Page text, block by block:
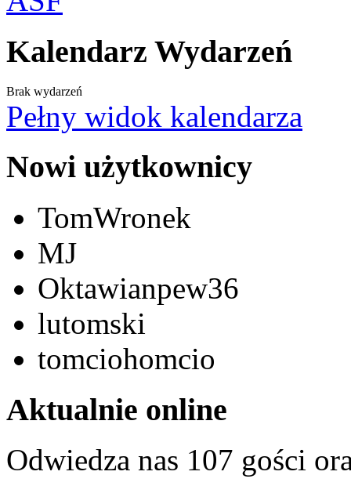
Kalendarz Wydarzeń
Brak wydarzeń
Pełny widok kalendarza
Nowi użytkownicy
TomWronek
MJ
Oktawianpew36
lutomski
tomciohomcio
Aktualnie online
Odwiedza nas 107 gości